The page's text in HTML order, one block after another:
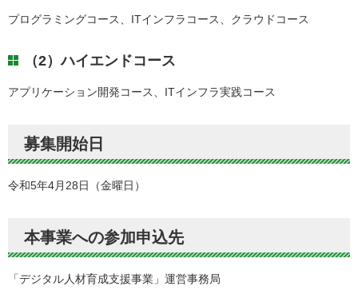
プログラミングコース、ITインフラコース、クラウドコース
（2）ハイエンドコース
アプリケーション開発コース、ITインフラ実践コース
募集開始日
令和5年4月28日（金曜日）
本事業への参加申込先
「デジタル人材育成支援事業」運営事務局